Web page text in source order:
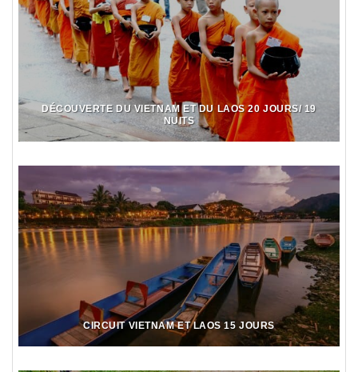
DÉCOUVERTE DU VIETNAM ET DU LAOS 20 JOURS/ 19
NUITS
CIRCUIT VIETNAM ET LAOS 15 JOURS